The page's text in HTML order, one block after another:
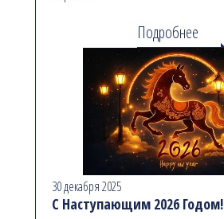
Подробнее
30 декабря 2025
С Наступающим 2026 Годом!